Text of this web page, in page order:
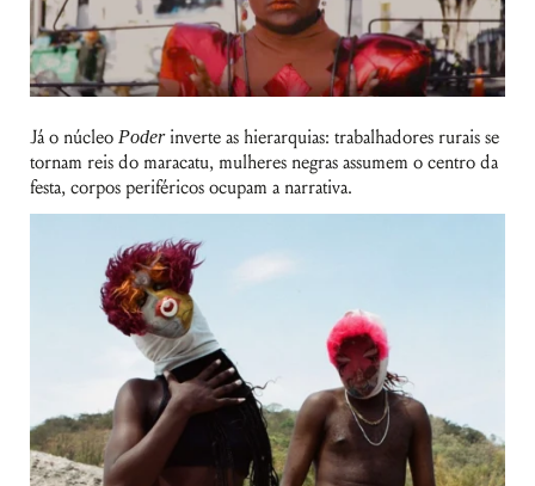
Já o núcleo Poderinverte as hierarquias: trabalhadores rurais se
tornam reis do maracatu, mulheres negras assumem o centro da
festa, corpos periféricos ocupam a narrativa.